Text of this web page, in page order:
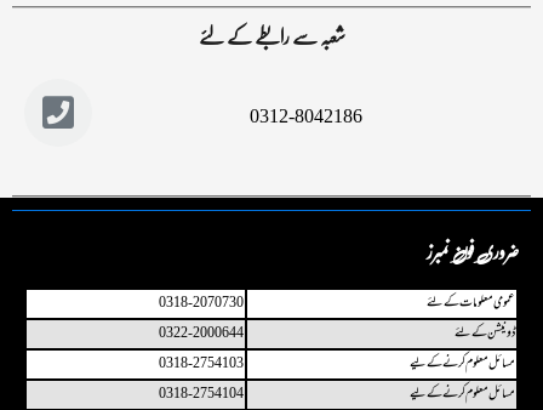
شعبہ سے رابطے کے لئے
0312-8042186
ضروری فون نمبرز
عمو می معلومات کے لئے
0318-2070730
ڈونیشن کے لئے
0322-2000644
مسائل معلوم کرنے کے لیے
0318-2754103
مسائل معلوم کرنے کے لیے
0318-2754104